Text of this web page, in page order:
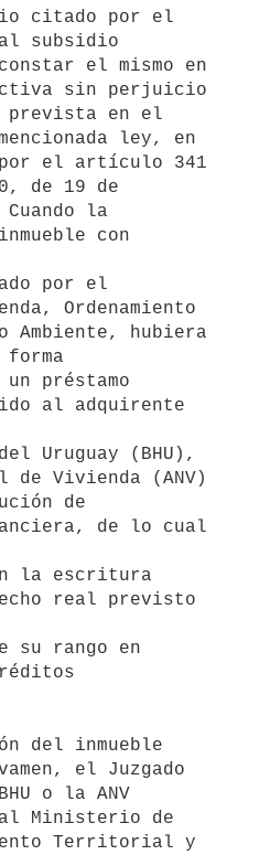
citado por el
subsidio
el mismo en
sin perjuicio
prevista en el
ley, en
el artículo 341
de 19 de
la
con
por el
Ordenamiento
hubiera
préstamo
al adquirente
Uruguay (BHU),
de Vivienda (ANV)
de
de lo cual
la escritura
real previsto
su rango en
del inmueble
el Juzgado
o la ANV
Ministerio de
Territorial y